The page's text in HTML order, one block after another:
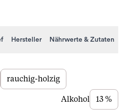
Hersteller Nährwerte & Zutaten
rauchig-holzig
Alkohol 13 %